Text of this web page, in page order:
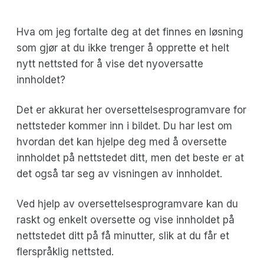
Hva om jeg fortalte deg at det finnes en løsning
som gjør at du ikke trenger å opprette et helt
nytt nettsted for å vise det nyoversatte
innholdet?
Det er akkurat her oversettelsesprogramvare for
nettsteder kommer inn i bildet. Du har lest om
hvordan det kan hjelpe deg med å oversette
innholdet på nettstedet ditt, men det beste er at
det også tar seg av visningen av innholdet.
Ved hjelp av oversettelsesprogramvare kan du
raskt og enkelt oversette og vise innholdet på
nettstedet ditt på få minutter, slik at du får et
flerspråklig nettsted.